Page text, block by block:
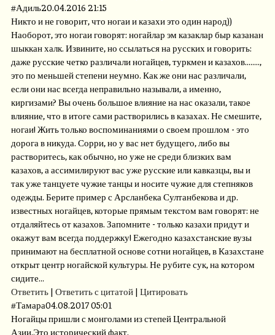
#Адиль20.04.2016 21:15
Никто и не говорит, что ногаи и казахи это один народ))
Наоборот, это ногаи говорят: ногайлар эм казаклар быр казанан
шыккан халк. Извините, но ссылаться на русских и говорить:
даже русские четко различали ногайцев, туркмен и казахов........,
это по меньшей степени неумно. Как же они нас различали,
если они нас всегда неправильно называли, а именно,
киргизами? Вы очень большое влияние на нас оказали, такое
влияние, что в итоге сами растворились в казахах. Не смешите,
ногаи! Жить только воспоминаниями о своем прошлом - это
дорога в никуда. Сорри, но у вас нет будущего, либо вы
растворитесь, как обычно, но уже не среди близких вам
казахов, а ассимилируют вас уже русские или кавказцы, вы и
так уже танцуете чужие танцы и носите чужие для степняков
одежды. Берите пример с Арсланбека Султанбекова и др.
известных ногайцев, которые прямым текстом вам говорят: не
отдаляйтесь от казахов. Запомните - только казахи придут и
окажут вам всегда поддержку! Ежегодно казахстанские вузы
принимают на бесплатной основе сотни ногайцев, в Казахстане
открыт центр ногайской культуры. Не рубите сук, на котором
сидите...
Ответить | Ответить с цитатой | Цитировать
#Тамара04.08.2017 05:01
Ногайцы пришли с монголами из степей Центральной
Азии.Это исторический факт.